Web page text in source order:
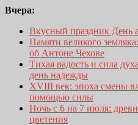
Вчера:
Вкусный праздник День
Памяти великого
об Антоне Чехове
Тихая радость и сила
день надежды
XVIII век: эпоха смены
помощью силы
Ночь с 6 на 7 июля:
цветения